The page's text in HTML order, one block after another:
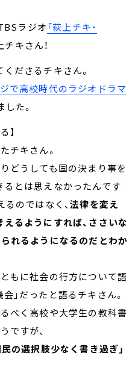
ラジオ 「荻上チキ・
キさん！
ださるチキさん。
で高校時代のラジオドラマ
た。
】
チキさん。
どうしても国の決まり事を
とは思えなかったんです
るのではなく、法律を変え
るようにすれば、ささいな
れるようになるのだとわか
もに社会の行方について語
」だったと語るチキさん。
べく高校や大学生の教科書
ですが、
民の選択肢少なく書き過ぎ」